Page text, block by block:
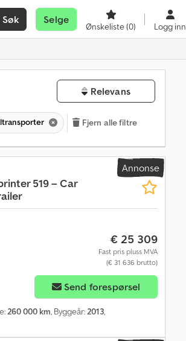
Søk Selge
Ønskeliste(0) Logg inn
Relevans
Fjern alle filtre
Annonse
519 – Car
€ 25 309
Fast pris pluss MVA
(€ 31 636 brutto)
Send forespørsel
260 000 km, Byggeår:2013,